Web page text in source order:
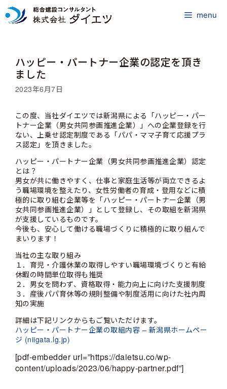
コ
ン
menu
ハッピー・パートナー企業の認定を頂き
ました
2023年6月7日
この度、当社ダイエツでは新潟県による「ハッピー・パー
トナー企業（男女共同参画推進企業）」への企業登録を行
ない、上乗せ認定制度である「パパ・ママ子育て応援プラ
ス認定」を頂きました。
ハッピー・パートナー企業（男女共同参画推進企業）認定
とは？
男女が共に働きやすく、仕事と家庭生活等が両立できるよ
う職場環境を整えたり、女性労働者の育成・登用などに積
極的に取り組む企業等を「ハッピー・パートナー企業（男
女共同参画推進企業）」として登録し、その取組を新潟県
が支援しているものです。
今後も、安心して働ける職場づくりに積極的に取り組んで
まいります！
当社の主な取り組み
１．育児・介護休業の取得しやすい職場環境づくりと有給
休暇の時間単位取得も推奨
２．男女を問わず、資格取得・能力向上に向けた支援制度
３．産後パパ育休等の規則整備や制度活用に向けた社内周
知の実施
詳細は下記リンクからもご覧いただけます。
ハッピー・パートナー企業の取組内容 – 新潟県ホームペー
ジ (niigata.lg.jp)
[pdf-embedder url=”https://daietsu.co/wp-
content/uploads/2023/06/happy-partner.pdf”]